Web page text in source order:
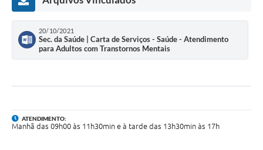
Relatório de gestão fiscal
Relatório circunstanciado
Contratos
20/10/2021
Sec. da Saúde | Carta de Serviços - Saúde - Atendimento
para Adultos com Transtornos Mentais
ATENDIMENTO:
Manhã das 09h00 às 11h30min e à tarde das 13h30min às 17h